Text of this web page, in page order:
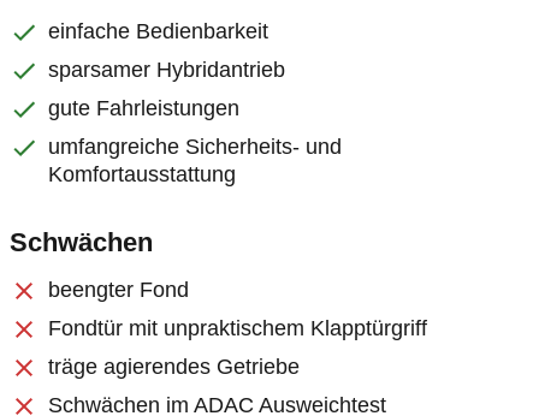
einfache Bedienbarkeit
sparsamer Hybridantrieb
gute Fahrleistungen
umfangreiche Sicherheits- und
Komfortausstattung
Schwächen
beengter Fond
Fondtür mit unpraktischem Klapptürgriff
träge agierendes Getriebe
Schwächen im ADAC Ausweichtest